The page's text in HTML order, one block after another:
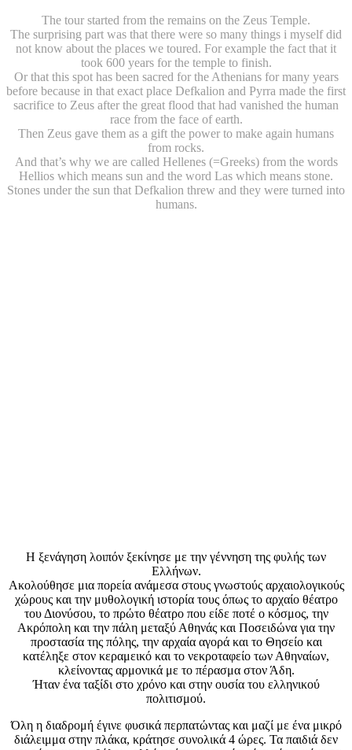
The tour started from the remains on the Zeus Temple.
The surprising part was that there were so many things i myself did
not know about the places we toured. For example the fact that it
took 600 years for the temple to finish.
Or that this spot has been sacred for the Athenians for many years
before because in that exact place Defkalion and Pyrra made the first
sacrifice to Zeus after the great flood that had vanished the human
race from the face of earth.
Then Zeus gave them as a gift the power to make again humans
from rocks.
And that’s why we are called Hellenes (=Greeks) from the words
Hellios which means sun and the word Las which means stone.
Stones under the sun that Defkalion threw and they were turned into
humans.
Η ξενάγηση λοιπόν ξεκίνησε με την γέννηση της φυλής των
Ελλήνων.
Ακολούθησε μια πορεία ανάμεσα στους γνωστούς αρχαιολογικούς
χώρους και την μυθολογική ιστορία τους όπως το αρχαίο θέατρο
του Διονύσου, το πρώτο θέατρο που είδε ποτέ ο κόσμος, την
Ακρόπολη και την πάλη μεταξύ Αθηνάς και Ποσειδώνα για την
προστασία της πόλης, την αρχαία αγορά και το Θησείο και
κατέληξε στον κεραμεικό και το νεκροταφείο των Αθηναίων,
κλείνοντας αρμονικά με το πέρασμα στον Άδη.
Ήταν ένα ταξίδι στο χρόνο και στην ουσία του ελληνικού
πολιτισμού.
Όλη η διαδρομή έγινε φυσικά περπατώντας και μαζί με ένα μικρό
διάλειμμα στην πλάκα, κράτησε συνολικά 4 ώρες. Τα παιδιά δεν